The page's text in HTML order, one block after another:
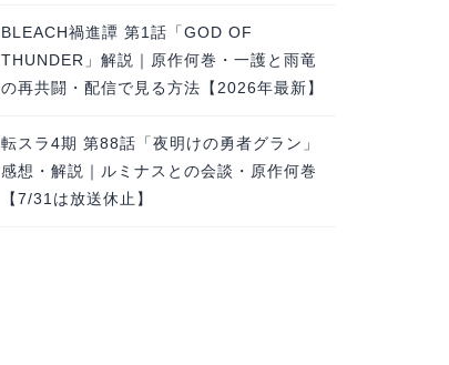
BLEACH禍進譚 第1話「GOD OF
THUNDER」解説｜原作何巻・一護と雨竜
の再共闘・配信で見る方法【2026年最新】
転スラ4期 第88話「夜明けの勇者グラン」
感想・解説｜ルミナスとの会談・原作何巻
【7/31は放送休止】